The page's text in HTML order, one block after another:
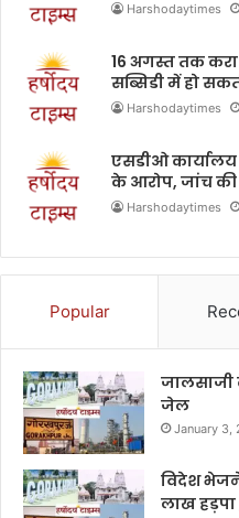
Harshodaytimes
16 अगस्त तक
सब्सिडी में हो
Harshodaytimes
एसडीओ कार्यालय
के आरोप, जांच की
Harshodaytimes
Popular
जेल
January 3,
विदेश
लाख